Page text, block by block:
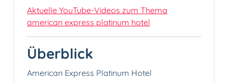
Aktuelle YouTube-Videos zum Thema
american express platinum hotel
Überblick
American Express Platinum Hotel